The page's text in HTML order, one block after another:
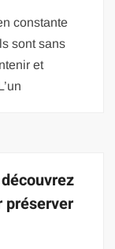
constante
sont sans
et
préserver